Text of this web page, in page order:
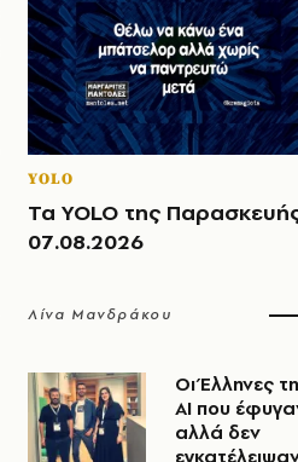
YOLO
Τα YOLO της
07.08.2026
Λίνα Μανδράκου
Οι Έλληνες
ΑΙ που
αλλά δεν